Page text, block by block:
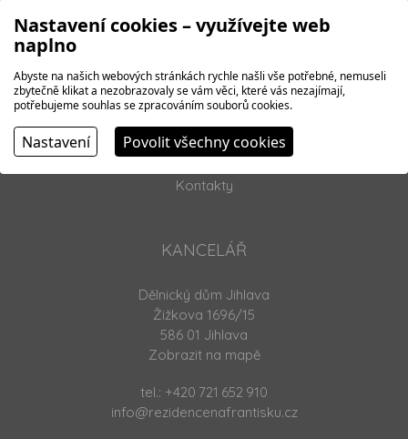
NAVIGACE
O projektu
Byty
Galerie
Kontakty
KANCELÁŘ
Dělnický dům Jihlava
Žižkova 1696/15
586 01 Jihlava
Zobrazit na mapě
tel.: +420 721 652 910
info@rezidencenafrantisku.cz
Nastavení cookies – využívejte web
naplno
Abyste na našich webových stránkách rychle našli vše potřebné, nemuseli
zbytečně klikat a nezobrazovaly se vám věci, které vás nezajímají,
potřebujeme souhlas se zpracováním souborů cookies.
Nastavení Povolit všechny cookies